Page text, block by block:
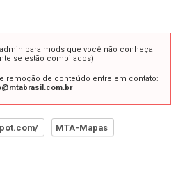
para mods que você não conheça
se estão compilados)
remoção de conteúdo entre em contato:
MTA-Mapas